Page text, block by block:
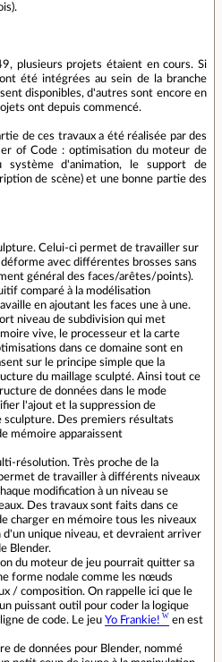
plusieurs projets étaient en cours. Si
été intégrées au sein de la branche
disponibles, d'autres sont encore en
ont depuis commencé.
de ces travaux a été réalisée par des
of Code : optimisation du moteur de
système d'animation, le support de
de scène) et une bonne partie des
Celui-ci permet de travailler sur
avec différentes brosses sans
général des faces/arêtes/points).
comparé à la modélisation
en ajoutant les faces une à une.
niveau de subdivision qui met
vive, le processeur et la carte
dans ce domaine sont en
sur le principe simple que la
du maillage sculpté. Ainsi tout ce
de données dans le mode
l'ajout et la suppression de
Des premiers résultats
mémoire apparaissent
résolution. Très proche de la
de travailler à différents niveaux
modification à un niveau se
Des travaux sont faits dans ce
charger en mémoire tous les niveaux
unique niveau, et devraient arriver
Blender.
du moteur de jeu pourrait quitter sa
forme nodale comme les nœuds
/ composition. On rappelle ici que le
puissant outil pour coder la logique
de code. Le jeu Yo Frankie!
en est
de données pour Blender, nommé